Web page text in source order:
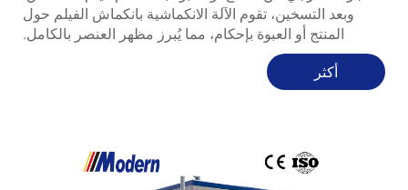
وبعد التسخين، تقوم الآلة الانكماشية بانكماش الفيلم حول
المنتج أو العبوة بإحكام، مما يُبرز مظهر العنصر بالكامل.
أكثر